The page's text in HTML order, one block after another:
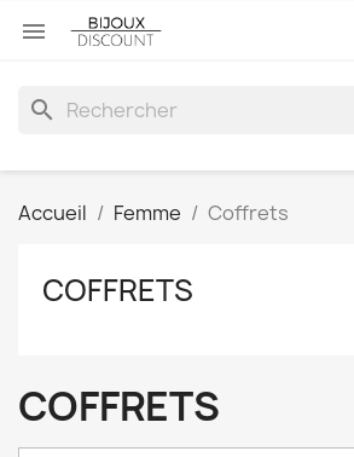

search
Accueil Femme Coffrets
COFFRETS
COFFRETS